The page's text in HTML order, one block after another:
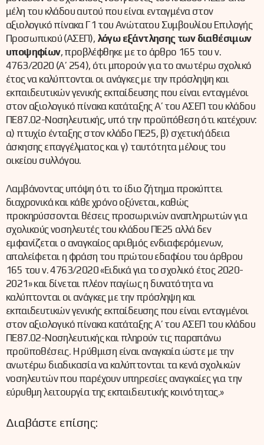
μέλη του κλάδου αυτού που είναι ενταγμένα στον
αξιολογικό πίνακα Γ1 του Ανώτατου Συμβουλίου Επιλογής
Προσωπικού (ΑΣΕΠ), λόγω εξάντλησης των διαθέσιμων
υποψηφίων, προβλέφθηκε με το άρθρο 165 του ν.
4763/2020 (Α’ 254), ότι μπορούν για το ανωτέρω σχολικό
έτος να καλύπτονται οι ανάγκες με την πρόσληψη και
εκπαιδευτικών γενικής εκπαίδευσης που είναι ενταγμένοι
στον αξιολογικό πίνακα κατάταξης Α’ του ΑΣΕΠ του κλάδου
ΠΕ87.02-Νοσηλευτικής, υπό την προϋπόθεση ότι κατέχουν:
α) πτυχίο ένταξης στον κλάδο ΠΕ25, β) σχετική άδεια
άσκησης επαγγέλματος και γ) ταυτότητα μέλους του
οικείου συλλόγου.
Λαμβάνοντας υπόψη ότι το ίδιο ζήτημα προκύπτει
διαχρονικά και κάθε χρόνο οξύνεται, καθώς
προκηρύσσονται θέσεις προσωρινών αναπληρωτών για
σχολικούς νοσηλευτές του κλάδου ΠΕ25 αλλά δεν
εμφανίζεται ο αναγκαίος αριθμός ενδιαφερόμενων,
απαλείφεται η φράση του πρώτου εδαφίου του άρθρου
165 του ν. 4763/2020 «Ειδικά για το σχολικό έτος 2020-
2021» και δίνεται πλέον παγίως η δυνατότητα να
καλύπτονται οι ανάγκες με την πρόσληψη και
εκπαιδευτικών γενικής εκπαίδευσης που είναι ενταγμένοι
στον αξιολογικό πίνακα κατάταξης Α’ του ΑΣΕΠ του κλάδου
ΠΕ87.02-Νοσηλευτικής και πληρούν τις παραπάνω
προϋποθέσεις. Η ρύθμιση είναι αναγκαία ώστε με την
ανωτέρω διαδικασία να καλύπτονται τα κενά σχολικών
νοσηλευτών που παρέχουν υπηρεσίες αναγκαίες για την
εύρυθμη λειτουργία της εκπαιδευτικής κοινότητας.»
Διαβάστε επίσης: